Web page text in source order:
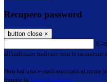
Recupero password
button close ×
E-
all'indirizzo indicato con le istruzioni
Non hai una e-mail associata al nome
tramite la Login Spaggiari